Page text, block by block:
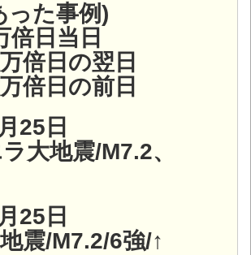
った事例)
倍日当日
倍日の翌日
倍日の前日
25日
大地震/M7.2、
25日
震/M7.2/6強/↑